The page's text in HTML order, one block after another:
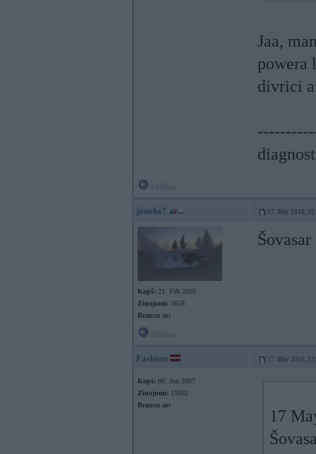
Jaa,
powera
divrici
janeks7 17. May 2016,
Kopš: 21. Feb 2005
Ziņojumi: 3658
Braucu ar:
Fashion 17. May 2016,
Kopš: 06. Jun 2007
Ziņojumi: 15052
Braucu ar:
17